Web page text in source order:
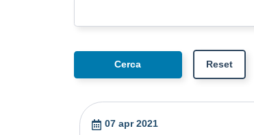
07 apr 2021